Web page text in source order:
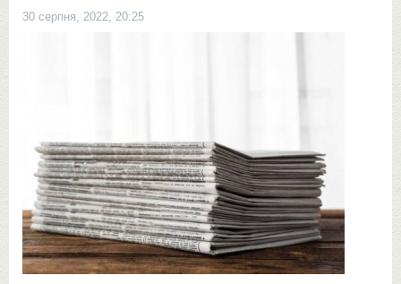
30 серпня, 2022, 20:25